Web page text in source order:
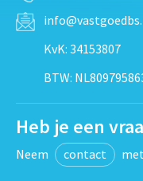
KvK: 34153807
BTW:
Heb je een
Neem contact